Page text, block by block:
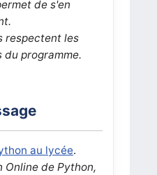
de s'en
respectent les
du programme.
au lycée.
Online de Python,